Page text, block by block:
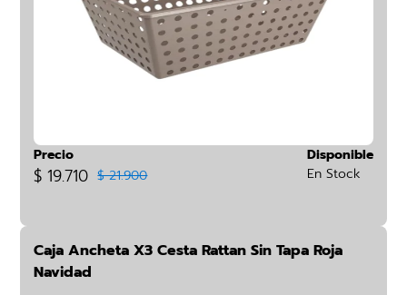
Precio
$ 19.710 $ 21.900
Disponible
En Stock
Caja Ancheta X3 Cesta Rattan Sin Tapa Roja
Navidad